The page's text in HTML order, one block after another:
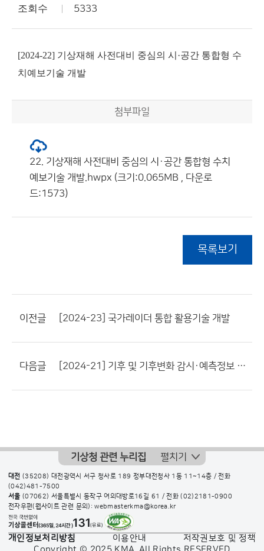
조회수 5333
[2024-22] 기상재해 사전대비 중심의 시·공간 통합형 수
치예보기술 개발
첨부파일
22. 기상재해 사전대비 중심의 시·공간 통합형 수치
예보기술 개발.hwpx (크기:0.065MB , 다운로
드:1573)
목록보기
이전글 [2024-23] 국가레이더 통합 활용기술 개발
다음글 [2024-21] 기후 및 기후변화 감시·예측정보 응용 기술개발
기상청 관련 누리집 펼치기
대전 (35208) 대전광역시 서구 청사로 189 정부대전청사 1동 11~14층 / 전화
(042)481-7500
서울 (07062) 서울특별시 동작구 여의대방로16길 61 / 전화(02)2181-0900
전자우편(웹사이트 관련 문의): webmasterkma@korea.kr
개인정보처리방침 이용안내
저작권보호 및 정책